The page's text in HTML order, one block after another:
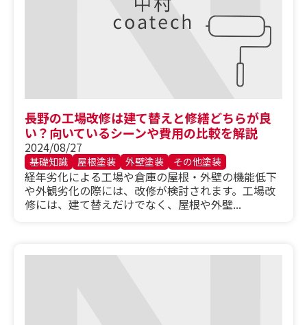
長野の工場改修は建て替えと修繕どちらが良
い？向いているシーンや費用の比較を解説
2024/08/27
基礎知識 屋根塗装 外壁塗装 その他塗装
経年劣化による工場や倉庫の屋根・外壁の機能低下
や外観劣化の際には、改修が検討されます。工場改
修には、建て替えだけでなく、屋根や外壁...